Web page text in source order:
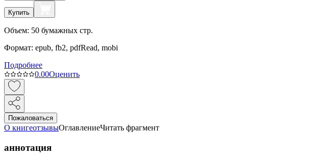
Купить
Объем: 50 бумажных стр.
Формат: epub, fb2, pdfRead, mobi
Подробнее
0.00Оценить
Пожаловаться
О книгеотзывыОглавлениеЧитать фрагмент
аннотация